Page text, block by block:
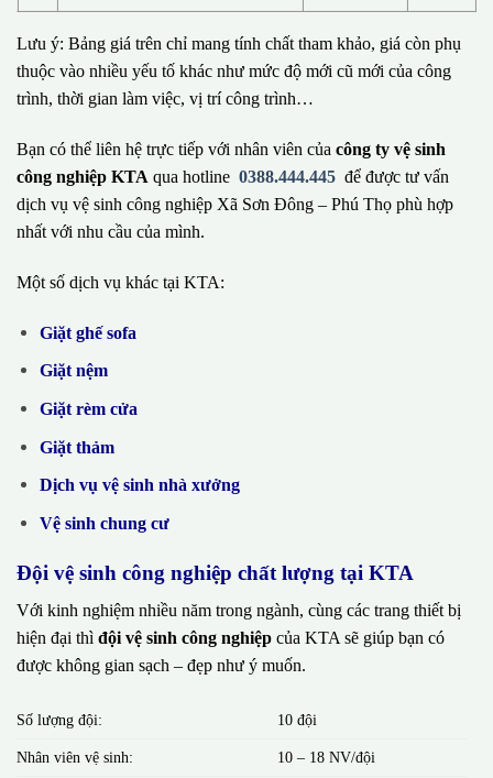
Lưu ý: Bảng giá trên chỉ mang tính chất tham khảo, giá còn phụ
thuộc vào nhiều yếu tố khác như mức độ mới cũ mới của công
trình, thời gian làm việc, vị trí công trình…
Bạn có thể liên hệ trực tiếp với nhân viên của công ty vệ sinh
công nghiệp KTA qua hotline 0388.444.445 để được tư vấn
dịch vụ vệ sinh công nghiệp Xã Sơn Đông – Phú Thọ phù hợp
nhất với nhu cầu của mình.
Một số dịch vụ khác tại KTA:
Giặt ghế sofa
Giặt nệm
Giặt rèm cửa
Giặt thảm
Dịch vụ vệ sinh nhà xưởng
Vệ sinh chung cư
Đội vệ sinh công nghiệp chất lượng tại KTA
Với kinh nghiệm nhiều năm trong ngành, cùng các trang thiết bị
hiện đại thì đội vệ sinh công nghiệp của KTA sẽ giúp bạn có
được không gian sạch – đẹp như ý muốn.
Số lượng đội: 10 đội
Nhân viên vệ sinh: 10 – 18 NV/đội